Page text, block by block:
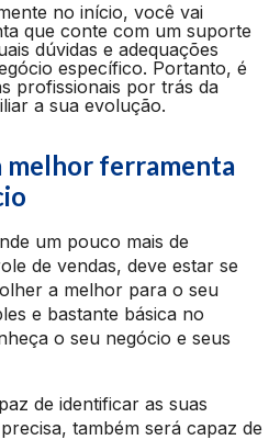
no início, você vai
que conte com um suporte
dúvidas e adequações
específico. Portanto, é
profissionais por trás da
a sua evolução.
melhor ferramenta
um pouco mais de
de vendas, deve estar se
a melhor para o seu
e bastante básica no
o seu negócio e seus
de identificar as suas
também será capaz de